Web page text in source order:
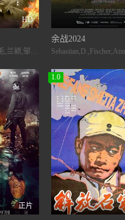
HD
喜莲娜,周浩东,许毛毛,兰颖,邹佳耘,瑞兹,奥航,锦魔鬼,哈米德,白拉姆
余战2024
正片
1.0